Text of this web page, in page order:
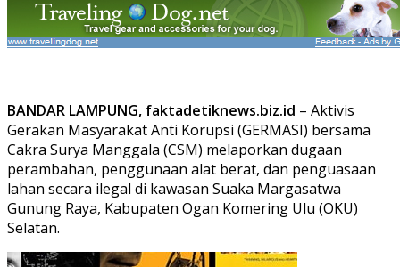
BANDAR LAMPUNG, faktadetiknews.biz.id – Aktivis
Gerakan Masyarakat Anti Korupsi (GERMASI) bersama
Cakra Surya Manggala (CSM) melaporkan dugaan
perambahan, penggunaan alat berat, dan penguasaan
lahan secara ilegal di kawasan Suaka Margasatwa
Gunung Raya, Kabupaten Ogan Komering Ulu (OKU)
Selatan.